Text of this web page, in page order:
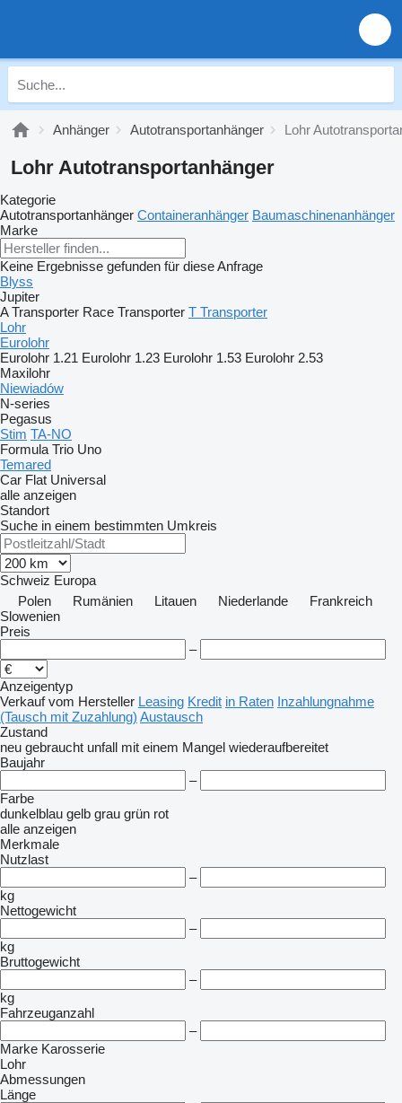
Anhänger Autotransportanhänger Lohr
Lohr Autotransportanhänger
Kategorie
Autotransportanhänger Containeranhänger Baumaschinenanhänger
Marke
Keine Ergebnisse gefunden für diese Anfrage
Blyss
Jupiter
A Transporter Race Transporter T Transporter
Lohr
Eurolohr
Eurolohr 1.21 Eurolohr 1.23 Eurolohr 1.53 Eurolohr 2.53
Maxilohr
Niewiadów
N-series
Pegasus
Stim TA-NO
Formula Trio Uno
Temared
Car Flat Universal
alle anzeigen
Standort
Suche in einem bestimmten Umkreis
Schweiz Europa
Polen
Rumänien Litauen Niederlande
Frankreich
Slowenien
Preis
–
Anzeigentyp
Verkauf vom Hersteller Leasing Kredit in Raten Inzahlungnahme
(Tausch mit Zuzahlung) Austausch
Zustand
neu gebraucht unfall mit einem Mangel wiederaufbereitet
Baujahr
–
Farbe
dunkelblau gelb grau grün rot
alle anzeigen
Merkmale
Nutzlast
–
kg
Nettogewicht
–
kg
Bruttogewicht
–
kg
Fahrzeuganzahl
–
Marke Karosserie
Lohr
Abmessungen
Länge